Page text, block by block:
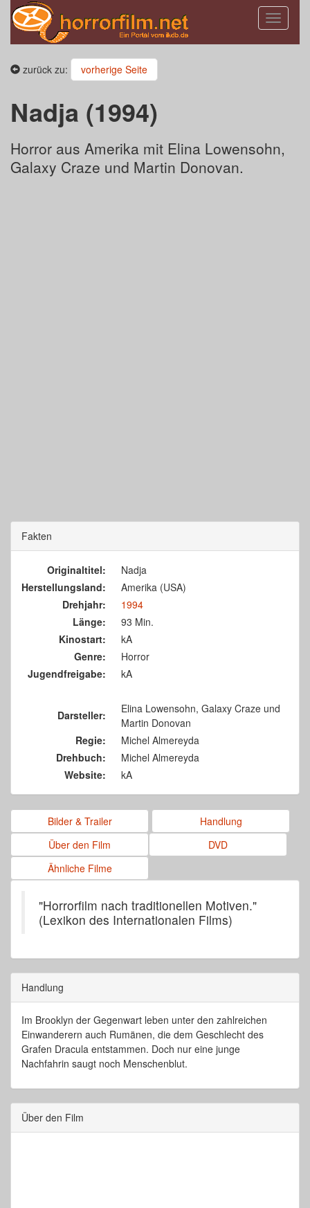
Toggle
zurück zu: vorherige Seite
Nadja (1994)
Horror aus Amerika mit Elina Lowensohn,
Galaxy Craze und Martin Donovan.
Fakten
Originaltitel:
Nadja
Herstellungsland:
Amerika (USA)
Drehjahr:
1994
Länge:
93 Min.
Kinostart:
kA
Genre:
Horror
Jugendfreigabe:
kA
Darsteller:
Elina Lowensohn, Galaxy Craze und
Martin Donovan
Regie:
Michel Almereyda
Drehbuch:
Michel Almereyda
Website:
kA
Bilder & Trailer
Handlung
Über den Film
DVD
Ähnliche Filme
"Horrorfilm nach traditionellen Motiven."
(Lexikon des Internationalen Films)
Handlung
Im Brooklyn der Gegenwart leben unter den zahlreichen
Einwanderern auch Rumänen, die dem Geschlecht des
Grafen Dracula entstammen. Doch nur eine junge
Nachfahrin saugt noch Menschenblut.
Über den Film